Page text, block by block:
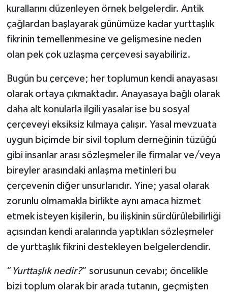
kurallarını düzenleyen örnek belgelerdir. Antik
çağlardan başlayarak günümüze kadar yurttaşlık
fikrinin temellenmesine ve gelişmesine neden
olan pek çok uzlaşma çerçevesi sayabiliriz.
Bugün bu çerçeve; her toplumun kendi anayasası
olarak ortaya çıkmaktadır. Anayasaya bağlı olarak
daha alt konularla ilgili yasalar ise bu sosyal
çerçeveyi eksiksiz kılmaya çalışır. Yasal mevzuata
uygun biçimde bir sivil toplum derneğinin tüzüğü
gibi insanlar arası sözleşmeler ile firmalar ve/veya
bireyler arasındaki anlaşma metinleri bu
çerçevenin diğer unsurlarıdır. Yine; yasal olarak
zorunlu olmamakla birlikte aynı amaca hizmet
etmek isteyen kişilerin, bu ilişkinin sürdürülebilirliği
açısından kendi aralarında yaptıkları sözleşmeler
de yurttaşlık fikrini destekleyen belgelerdendir.
“ Yurttaşlık nedir?” sorusunun cevabı; öncelikle
bizi toplum olarak bir arada tutanın, geçmişten